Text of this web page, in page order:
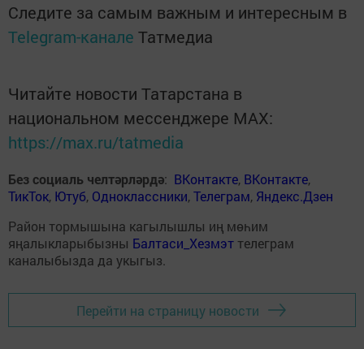
Следите за самым важным и интересным в
Telegram-канале Татмедиа
Читайте новости Татарстана в
национальном мессенджере MАХ:
https://max.ru/tatmedia
Без социаль челтәрләрдә: ВКонтакте, ВКонтакте,
ТикТок, Ютуб, Одноклассники,Телеграм, Яндекс.Дзен
Район тормышына кагылышлы иң мөһим
яңалыкларыбызны Балтаси_Хезмэт телеграм
каналыбызда да укыгыз.
Перейти на страницу новости